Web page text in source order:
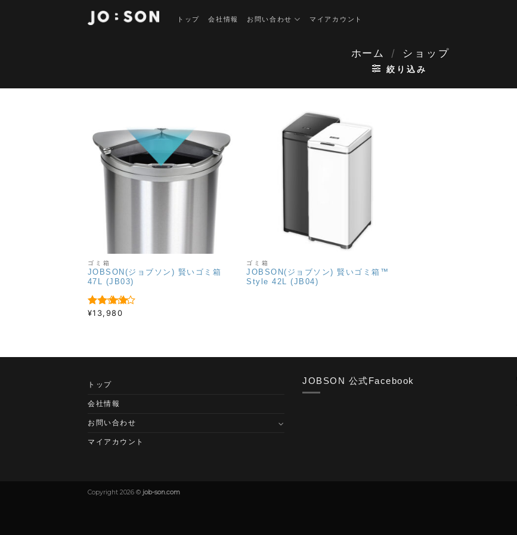
トップ 会社情報 お問い合わせ マイアカウント
ホーム / ショップ
絞り込み
ゴミ箱
JOBSON(ジョブソン) 賢いゴミ箱
47L (JB03)
5段階中
¥13,980
ゴミ箱
JOBSON(ジョブソン) 賢いゴミ箱™
Style 42L (JB04)
トップ
会社情報
お問い合わせ
マイアカウント
JOBSON 公式Facebook
Copyright 2026 © job-son.com